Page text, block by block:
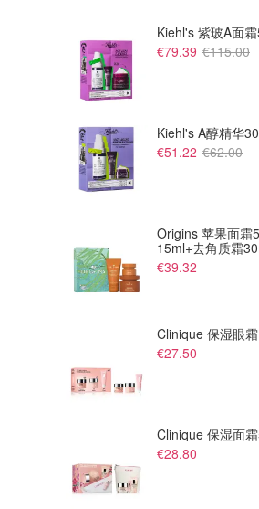
Alexander Wang 抓绒短裤
€506.00
Kiehl's 紫玻A面
€79.39 €115.00
Kiehl's A醇精华
€51.22 €62.00
Origins 苹果面霜
15ml+去角质霜
€39.32
Clinique 保湿眼
€27.50
Clinique 保湿面
€28.80